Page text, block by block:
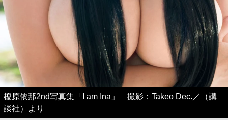
榎原依那2nd写真集「I am Ina」 撮影：Takeo Dec.／（講
談社）より